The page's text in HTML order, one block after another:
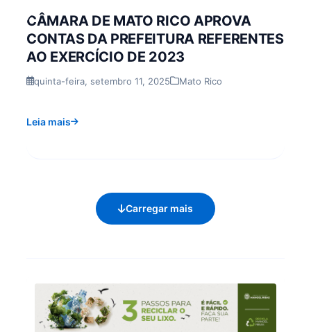
CÂMARA DE MATO RICO APROVA
CONTAS DA PREFEITURA REFERENTES
AO EXERCÍCIO DE 2023
quinta-feira, setembro 11, 2025 Mato Rico
Leia mais
Carregar mais